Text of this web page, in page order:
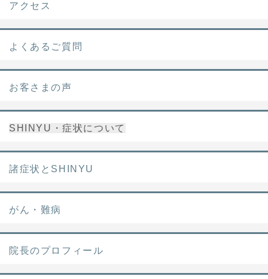
アクセス
よくあるご質問
お客さまの声
SHINYU・症状について
諸症状とSHINYU
がん・難病
院長のプロフィール